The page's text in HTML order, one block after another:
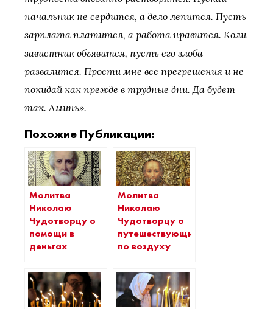
начальник не сердится, а дело лепится. Пусть
зарплата платится, а работа нравится. Коли
завистник объявится, пусть его злоба
развалится. Прости мне все прегрешения и не
покидай как прежде в трудные дни. Да будет
так. Аминь».
Похожие Публикации:
Молитва
Николаю
Чудотворцу о
помощи в
деньгах
Молитва
Николаю
Чудотворцу о
путешествующих
по воздуху